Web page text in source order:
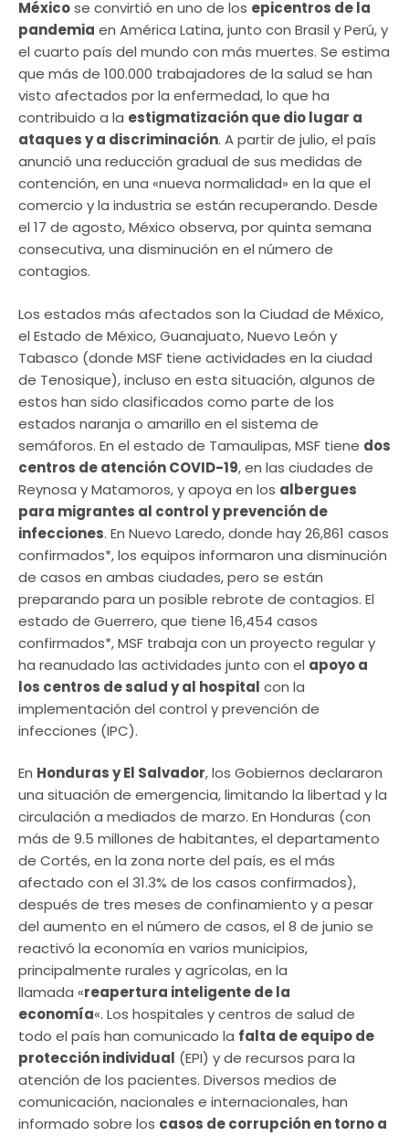
Méxicose convirtió en uno de los epicentros de la
pandemia en América Latina, junto con Brasil y Perú, y
el cuarto país del mundo con más muertes. Se estima
que más de 100.000 trabajadores de la salud se han
visto afectados por la enfermedad, lo que ha
contribuido a la estigmatización que dio lugar a
ataques y a discriminación. A partir de julio, el país
anunció una reducción gradual de sus medidas de
contención, en una «nueva normalidad» en la que el
comercio y la industria se están recuperando. Desde
el 17 de agosto, México observa, por quinta semana
consecutiva, una disminución en el número de
contagios.
Los estados más afectados son la Ciudad de México,
el Estado de México, Guanajuato, Nuevo León y
Tabasco (donde MSF tiene actividades en la ciudad
de Tenosique), incluso en esta situación, algunos de
estos han sido clasificados como parte de los
estados naranja o amarillo en el sistema de
semáforos. En el estado de Tamaulipas, MSF tiene dos
centros de atención COVID-19, en las ciudades de
Reynosa y Matamoros, y apoya en los albergues
para migrantes al control y prevención de
infecciones. En Nuevo Laredo, donde hay 26,861 casos
confirmados*, los equipos informaron una disminución
de casos en ambas ciudades, pero se están
preparando para un posible rebrote de contagios. El
estado de Guerrero, que tiene 16,454 casos
confirmados*, MSF trabaja con un proyecto regular y
ha reanudado las actividades junto con el apoyo a
los centros de salud y al hospital con la
implementación del control y prevención de
infecciones (IPC).
En Honduras y El Salvador, los Gobiernos declararon
una situación de emergencia, limitando la libertad y la
circulación a mediados de marzo. En Honduras (con
más de 9.5 millones de habitantes, el departamento
de Cortés, en la zona norte del país, es el más
afectado con el 31.3% de los casos confirmados),
después de tres meses de confinamiento y a pesar
del aumento en el número de casos, el 8 de junio se
reactivó la economía en varios municipios,
principalmente rurales y agrícolas, en la
llamada «reapertura inteligente de la
economía«. Los hospitales y centros de salud de
todo el país han comunicado la falta de equipo de
protección individual (EPI) y de recursos para la
atención de los pacientes. Diversos medios de
comunicación, nacionales e internacionales, han
informado sobre los casos de corrupción en torno a